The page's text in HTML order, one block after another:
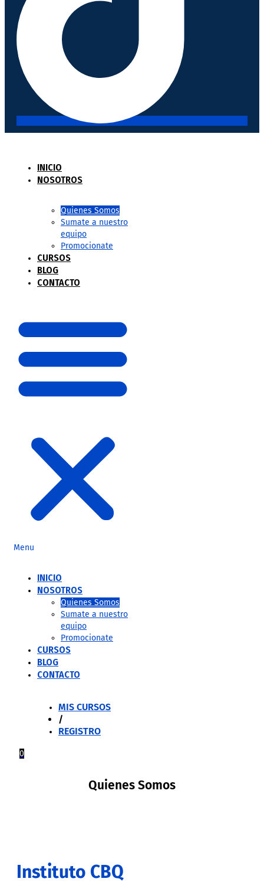
INICIO
NOSOTROS
Quienes Somos
Sumate a nuestro
equipo
Promocionate
CURSOS
BLOG
CONTACTO
Menu
INICIO
NOSOTROS
Quienes Somos
Sumate a nuestro
equipo
Promocionate
CURSOS
BLOG
CONTACTO
MIS CURSOS
/
REGISTRO
0
Quienes Somos
Instituto CBQ